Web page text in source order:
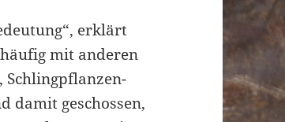
erklärt
mit anderen
Schlingpflanzen-
damit geschossen,